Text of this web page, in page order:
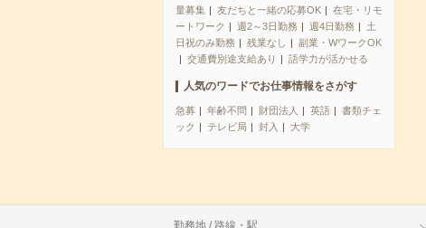
量募集
友だちと一緒の応募OK
在宅・リモ
ートワーク
週2～3日勤務 週4日勤務
土
日祝のみ勤務
残業なし
副業・WワークOK
交通費別途支給あり
語学力が活かせる
人気のワードでお仕事情報をさがす
急募 年齢不問 財団法人 英語
書類チェ
ック
テレビ局 封入 大学
勤務地 / 路線・駅